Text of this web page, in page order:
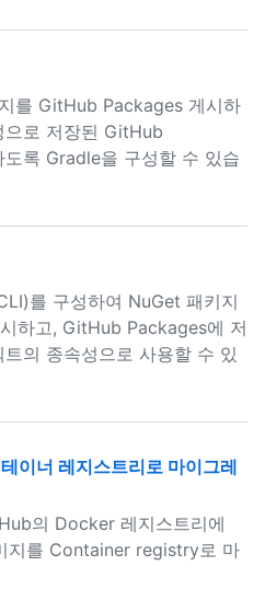
를 GitHub Packages 게시하
로 저장된 GitHub
록 Gradle을 구성할 수 있습
를 구성하여 NuGet 패키지
하고, GitHub Packages에 저
의 종속성으로 사용할 수 있
이너 레지스트리로 마이그레
의 Docker 레지스트리에
지를 Container registry로 마